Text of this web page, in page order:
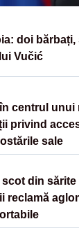
doi
Vučić
centrul unui
privind
sale
din sărite
reclamă